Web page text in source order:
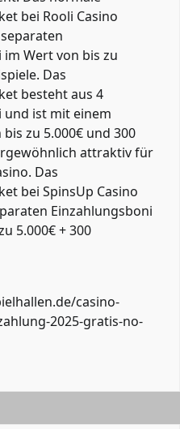
bei Rooli Casino
Wert von bis zu
Das
besteht aus 4
und ist mit einem
zu 5.000€ und 300
attraktiv für
Das
bei SpinsUp Casino
Einzahlungsboni
5.000€ + 300
casino-
2025-gratis-no-